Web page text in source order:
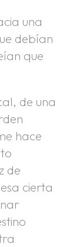
una
debían
que
de una
hace
de
cierta